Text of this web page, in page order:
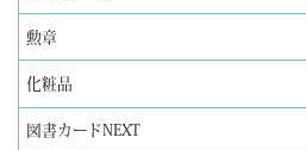
勲章
化粧品
図書カードNEXT